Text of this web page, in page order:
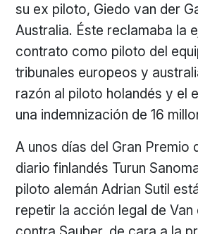
su ex piloto, Giedo van der
Australia. Éste reclamaba la
contrato como piloto del
tribunales europeos y
razón al piloto holandés y el
una indemnización de 16
A unos días del Gran Premio
diario finlandés Turun
piloto alemán Adrian Sutil
repetir la acción legal de Van